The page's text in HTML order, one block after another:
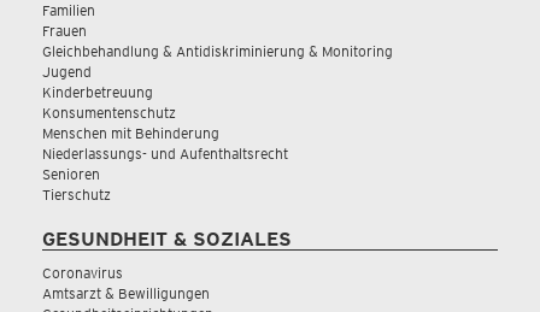
Familien
Frauen
Gleichbehandlung & Antidiskriminierung & Monitoring
Jugend
Kinderbetreuung
Konsumentenschutz
Menschen mit Behinderung
Niederlassungs- und Aufenthaltsrecht
Senioren
Tierschutz
GESUNDHEIT & SOZIALES
Coronavirus
Amtsarzt & Bewilligungen